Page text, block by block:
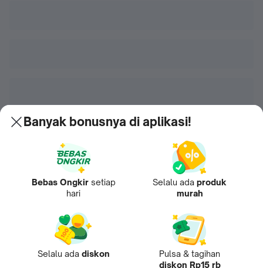
Banyak bonusnya di aplikasi!
Bebas Ongkir setiap
hari
Selalu ada produk
murah
Selalu ada diskon
Pulsa & tagihan
diskon Rp15 rb